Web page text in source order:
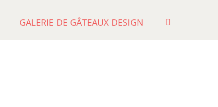
GALERIE DE GÂTEAUX DESIGN